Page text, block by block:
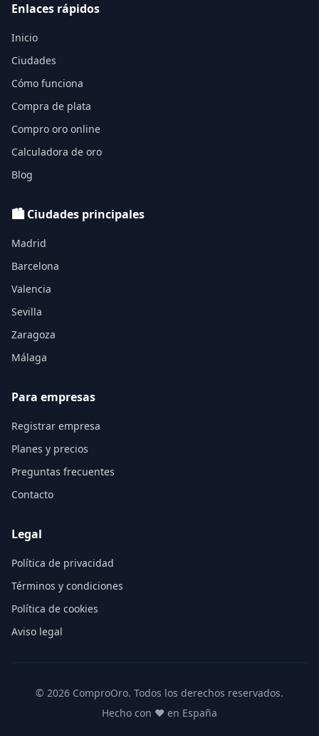
Enlaces rápidos
Inicio
Ciudades
Cómo funciona
Compra de plata
Compro oro online
Calculadora de oro
Blog
🏙️ Ciudades principales
Madrid
Barcelona
Valencia
Sevilla
Zaragoza
Málaga
Para empresas
Registrar empresa
Planes y precios
Preguntas frecuentes
Contacto
Legal
Política de privacidad
Términos y condiciones
Política de cookies
Aviso legal
© 2026 ComproOro. Todos los derechos reservados.
Hecho con ❤️ en España